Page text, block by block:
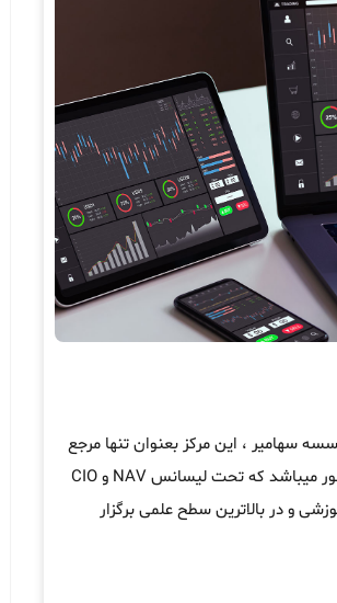
سهامیر ، این مرکز بعنوان تنها مرجع
در کشور میباشد که تحت لیسانس NAV و CIO
و در بالاترین سطح علمی برگزار